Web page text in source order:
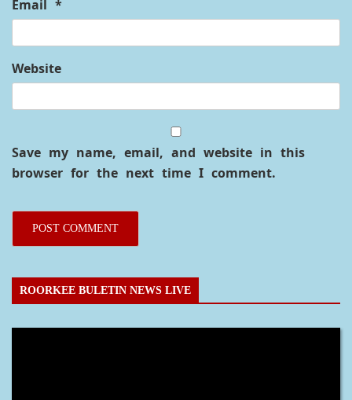
Email *
Website
Save my name, email, and website in this
browser for the next time I comment.
ROORKEE BULETIN NEWS LIVE